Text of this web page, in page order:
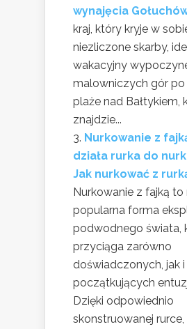
wynajęcia
kraj, który kryje w
niezliczone skarby,
wakacyjny
malowniczych gór po
plaże nad Bałtykiem,
znajdzie...
Nurkowanie z
działa rurka do
Jak nurkować z
Nurkowanie z fajką
popularna forma
podwodnego świata,
przyciąga zarówno
doświadczonych, jak i
początkujących
Dzięki odpowiednio
skonstruowanej rurce,